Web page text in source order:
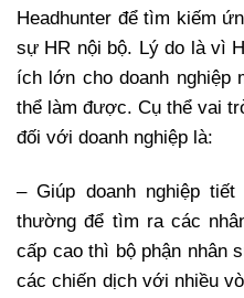
Headhunter để tìm kiếm
sự HR nội bộ. Lý do là vì
ích lớn cho doanh nghiệp
thể làm được. Cụ thể vai
đối với doanh nghiệp là:
– Giúp doanh nghiệp
thường để tìm ra các
cấp cao thì bộ phận nhân
các chiến dịch với nhiều